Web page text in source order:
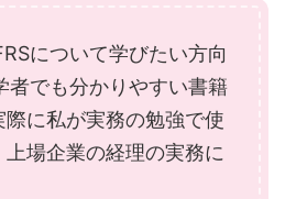
について学びたい方向
者でも分かりやすい書籍
に私が実務の勉強で使
場企業の経理の実務に